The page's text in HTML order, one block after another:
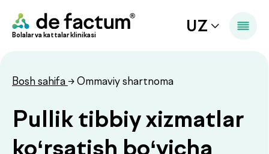
Bolalar va kattalar klinikasi
ko‘rsatish bo‘yicha
ommaviy oferta